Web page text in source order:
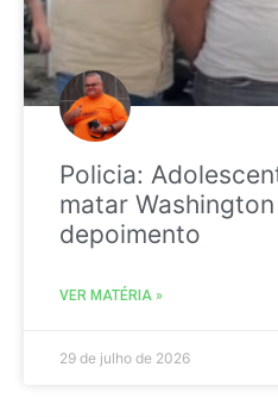
Policia:
matar
depoimento
VER MATÉRIA »
29 de julho de 2026